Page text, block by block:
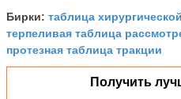
Бирки: таблица
терпеливая таблица
протезная таблица тракции
Получить